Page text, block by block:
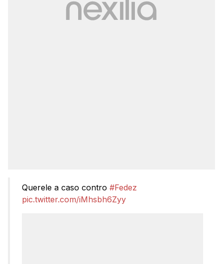
Querele a caso contro #Fedez
pic.twitter.com/iMhsbh6Zyy